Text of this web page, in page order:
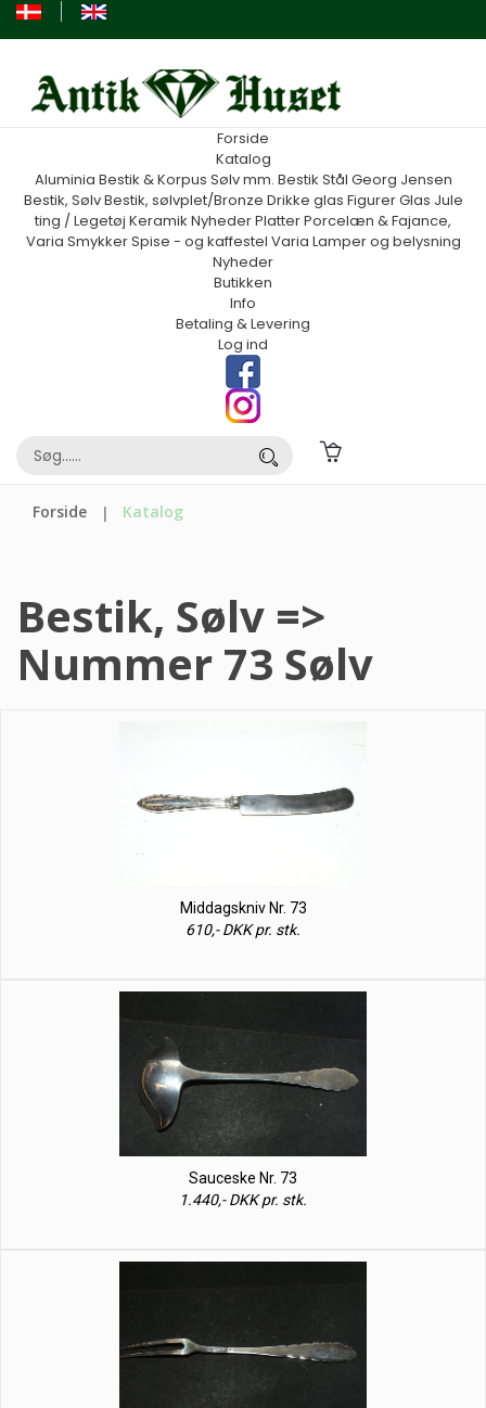
Forside
Katalog
Aluminia Bestik & Korpus Sølv mm. Bestik Stål Georg Jensen
Bestik, SølvBestik, sølvplet/Bronze Drikke glas FigurerGlas Jule
ting / Legetøj Keramik NyhederPlatterPorcelæn & Fajance,
Varia SmykkerSpise - og kaffestel Varia Lamper og belysning
Nyheder
Butikken
Info
Betaling & Levering
Log ind
Forside Katalog
Bestik, Sølv =>
Nummer 73 Sølv
Middagskniv Nr. 73
610,- DKK pr. stk.
Sauceske Nr. 73
1.440,- DKK pr. stk.